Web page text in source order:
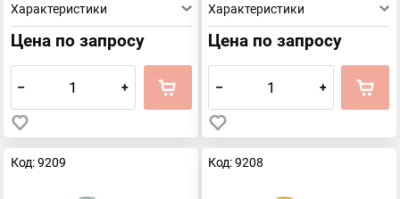
Характеристики
Цена по запросу
– +
Характеристики
Цена по запросу
– +
Код: 9209 Код: 9208